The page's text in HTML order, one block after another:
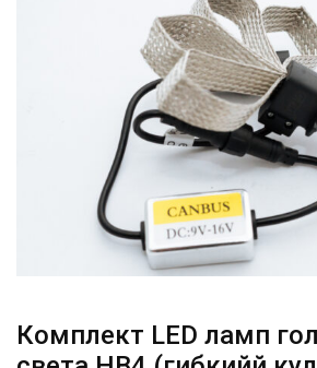
Комплект LED ламп